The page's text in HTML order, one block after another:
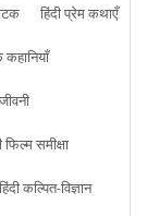
हिंदी प्रेम कथाएँ
कहानियाँ
फिल्म समीक्षा
हिंदी कल्पित-विज्ञान